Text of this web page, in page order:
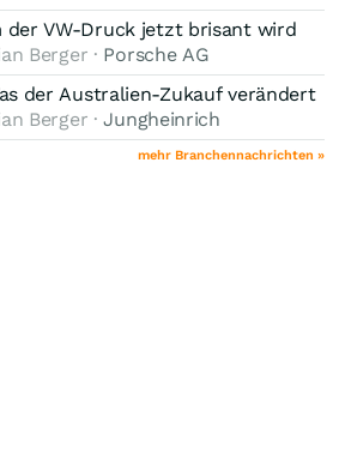
der VW-Druck jetzt brisant wird
Berger · Porsche AG
der Australien-Zukauf verändert
Berger ·Jungheinrich
mehr Branchennachrichten »